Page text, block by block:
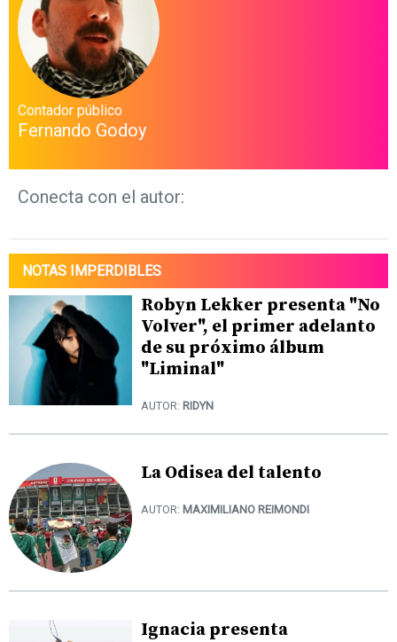
Contador público
Fernando Godoy
Conecta con el autor:
NOTAS IMPERDIBLES
Robyn Lekker presenta "No
Volver", el primer adelanto
de su próximo álbum
"Liminal"
AUTOR: RIDYN
La Odisea del talento
AUTOR: MAXIMILIANO REIMONDI
Ignacia presenta